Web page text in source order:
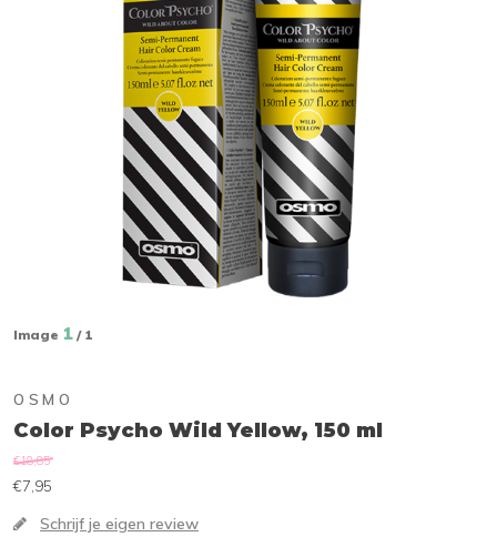
Image 1 / 1
OSMO
Color Psycho Wild Yellow, 150 ml
€18,85
€7,95
Schrijf je eigen review